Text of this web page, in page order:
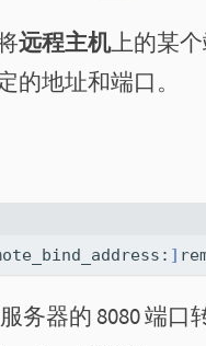
远程主机上的某
的地址和端口。
]
务器的 8080 端口